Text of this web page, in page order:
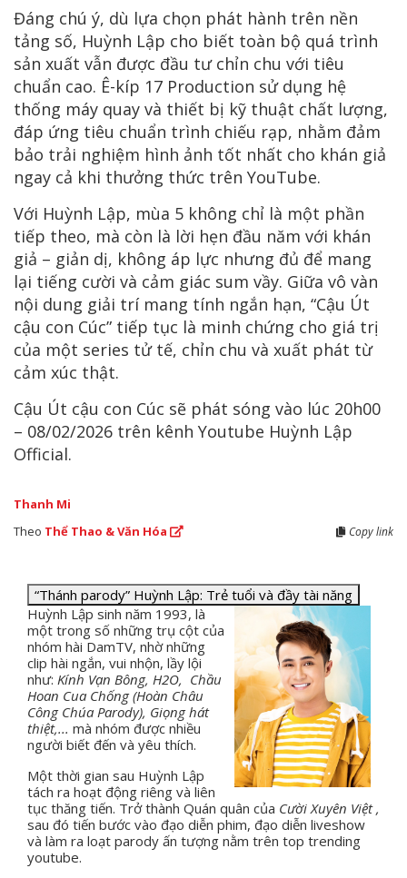
Đáng chú ý, dù lựa chọn phát hành trên nền
tảng số, Huỳnh Lập cho biết toàn bộ quá trình
sản xuất vẫn được đầu tư chỉn chu với tiêu
chuẩn cao. Ê-kíp 17 Production sử dụng hệ
thống máy quay và thiết bị kỹ thuật chất lượng,
đáp ứng tiêu chuẩn trình chiếu rạp, nhằm đảm
bảo trải nghiệm hình ảnh tốt nhất cho khán giả
ngay cả khi thưởng thức trên YouTube.
Với Huỳnh Lập, mùa 5 không chỉ là một phần
tiếp theo, mà còn là lời hẹn đầu năm với khán
giả – giản dị, không áp lực nhưng đủ để mang
lại tiếng cười và cảm giác sum vầy. Giữa vô vàn
nội dung giải trí mang tính ngắn hạn, “Cậu Út
cậu con Cúc” tiếp tục là minh chứng cho giá trị
của một series tử tế, chỉn chu và xuất phát từ
cảm xúc thật.
Cậu Út cậu con Cúc sẽ phát sóng vào lúc 20h00
– 08/02/2026 trên kênh Youtube Huỳnh Lập
Official.
Thanh Mi
Theo Thể Thao & Văn Hóa Copy link
“Thánh parody” Huỳnh Lập: Trẻ tuổi và đầy tài năng
Huỳnh Lập sinh năm 1993, là
một trong số những trụ cột của
nhóm hài DamTV, nhờ những
clip hài ngắn, vui nhộn, lầy lội
như: Kính Vạn Bông, H2O, Chầu
Hoan Cua Chống (Hoàn Châu
Công Chúa Parody), Giọng hát
thiệt,... mà nhóm được nhiều
người biết đến và yêu thích.
Một thời gian sau Huỳnh Lập
tách ra hoạt động riêng và liên
tục thăng tiến. Trở thành Quán quân của Cười Xuyên Việt ,
sau đó tiến bước vào đạo diễn phim, đạo diễn liveshow
và làm ra loạt parody ấn tượng nằm trên top trending
youtube.